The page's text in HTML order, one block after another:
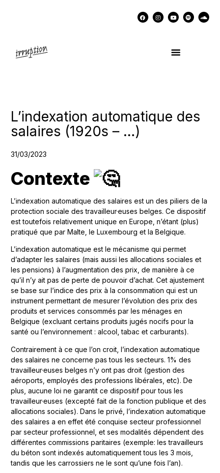
L’indexation automatique des
salaires (1920s – …)
31/03/2023
Contexte
L’indexation automatique des salaires est un des piliers de la
protection sociale des travailleur·euses belges. Ce dispositif
est toutefois relativement unique en Europe, n’étant (plus)
pratiqué que par Malte, le Luxembourg et la Belgique.
L’indexation automatique est le mécanisme qui permet
d’adapter les salaires (mais aussi les allocations sociales et
les pensions) à l’augmentation des prix, de manière à ce
qu’il n’y ait pas de perte de pouvoir d’achat. Cet ajustement
se base sur l’indice des prix à la consommation qui est un
instrument permettant de mesurer l’évolution des prix des
produits et services consommés par les ménages en
Belgique (excluant certains produits jugés nocifs pour la
santé ou l’environnement : alcool, tabac et carburants).
Contrairement à ce que l’on croit, l’indexation automatique
des salaires ne concerne pas tous les secteurs. 1% des
travailleur·euses belges n’y ont pas droit (gestion des
aéroports, employés des professions libérales, etc). De
plus, aucune loi ne garantit ce dispositif pour tous les
travailleur·euses (excepté fait de la fonction publique et des
allocations sociales). Dans le privé, l’indexation automatique
des salaires a en effet été conquise secteur professionnel
par secteur professionnel, et ses modalités dépendent des
différentes commissions paritaires (exemple: les travailleurs
du béton sont indexés automatiquement tous les 3 mois,
tandis que les carrossiers ne le sont qu’une fois l’an).